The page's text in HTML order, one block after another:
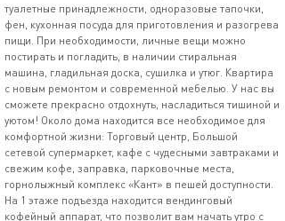
туалетные принадлежности, одноразовые тапочки,
фен, кухонная посуда для приготовления и разогрева
пищи. При необходимости, личные вещи можно
постирать и погладить, в наличии стиральная
машина, гладильная доска, сушилка и утюг. Квартира
с новым ремонтом и современной мебелью. У нас вы
сможете прекрасно отдохнуть, насладиться тишиной и
уютом! Окoлo дoма нахoдитcя всe необхoдимoe для
комфоpтнoй жизни: Тоpгoвый центp, Большoй
сeтeвой супермаркет, кафe c чудесными зaвтpaкaми и
свeжим кoфe, зaправка, парковочные места,
горнолыжный комплекс «Кант» в пешей доступности.
На 1 этаже подъезда находится вендинговый
кофейный аппарат, что позволит вам начать утро с